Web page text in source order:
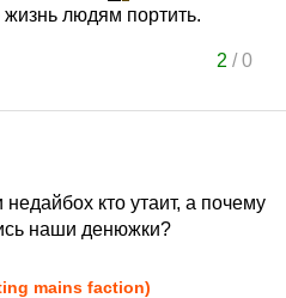
людям портить.
2 /0
кто утаит, а почему
наши денюжки?
mains faction)